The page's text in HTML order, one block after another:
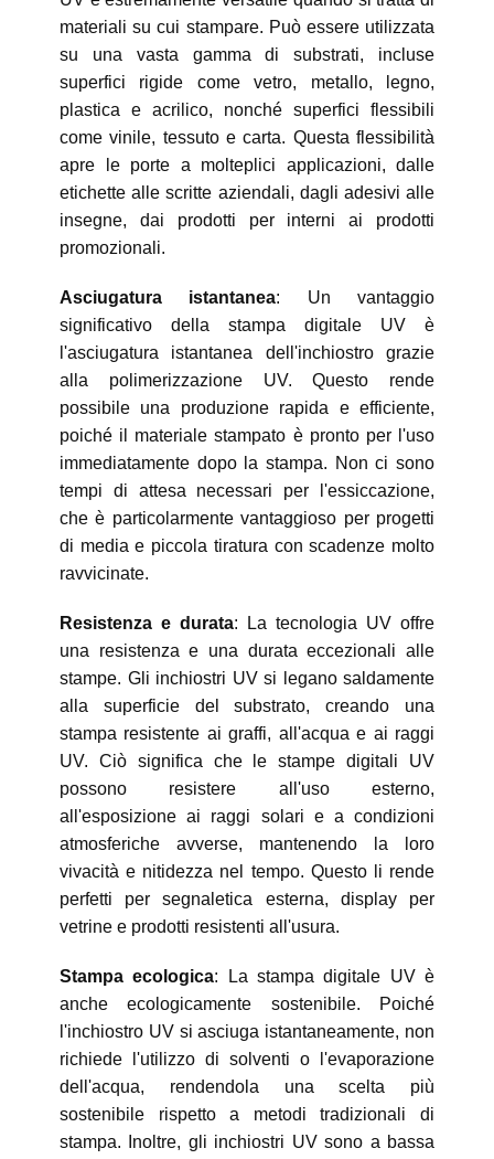
materiali su cui stampare. Può essere utilizzata
su una vasta gamma di substrati, incluse
superfici rigide come vetro, metallo, legno,
plastica e acrilico, nonché superfici flessibili
come vinile, tessuto e carta. Questa flessibilità
apre le porte a molteplici applicazioni, dalle
etichette alle scritte aziendali, dagli adesivi alle
insegne, dai prodotti per interni ai prodotti
promozionali.
Asciugatura istantanea: Un vantaggio
significativo della stampa digitale UV è
l'asciugatura istantanea dell'inchiostro grazie
alla polimerizzazione UV. Questo rende
possibile una produzione rapida e efficiente,
poiché il materiale stampato è pronto per l'uso
immediatamente dopo la stampa. Non ci sono
tempi di attesa necessari per l'essiccazione,
che è particolarmente vantaggioso per progetti
di media e piccola tiratura con scadenze molto
ravvicinate.
Resistenza e durata: La tecnologia UV offre
una resistenza e una durata eccezionali alle
stampe. Gli inchiostri UV si legano saldamente
alla superficie del substrato, creando una
stampa resistente ai graffi, all'acqua e ai raggi
UV. Ciò significa che le stampe digitali UV
possono resistere all'uso esterno,
all'esposizione ai raggi solari e a condizioni
atmosferiche avverse, mantenendo la loro
vivacità e nitidezza nel tempo. Questo li rende
perfetti per segnaletica esterna, display per
vetrine e prodotti resistenti all'usura.
Stampa ecologica: La stampa digitale UV è
anche ecologicamente sostenibile. Poiché
l'inchiostro UV si asciuga istantaneamente, non
richiede l'utilizzo di solventi o l'evaporazione
dell'acqua, rendendola una scelta più
sostenibile rispetto a metodi tradizionali di
stampa. Inoltre, gli inchiostri UV sono a bassa